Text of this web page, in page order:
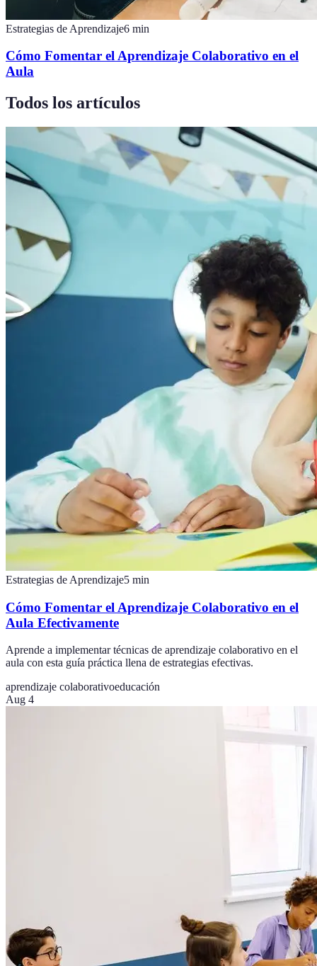
Estrategias de Aprendizaje6 min
Cómo Fomentar el Aprendizaje Colaborativo en el
Aula
Todos los artículos
Estrategias de Aprendizaje5 min
Cómo Fomentar el Aprendizaje Colaborativo en el
Aula Efectivamente
Aprende a implementar técnicas de aprendizaje colaborativo en el
aula con esta guía práctica llena de estrategias efectivas.
aprendizaje colaborativoeducación
Aug 4